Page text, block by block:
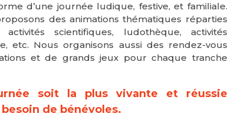
d’une journée ludique, festive, et familiale.
des animations thématiques réparties
scientifiques, ludothèque, activités
etc. Nous organisons aussi des rendez-vous
et de grands jeux pour chaque tranche
soit la plus vivante et réussie
de bénévoles.